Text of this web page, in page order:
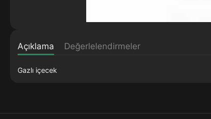
Açıklama Değerlelendirmeler
Gazlı içecek